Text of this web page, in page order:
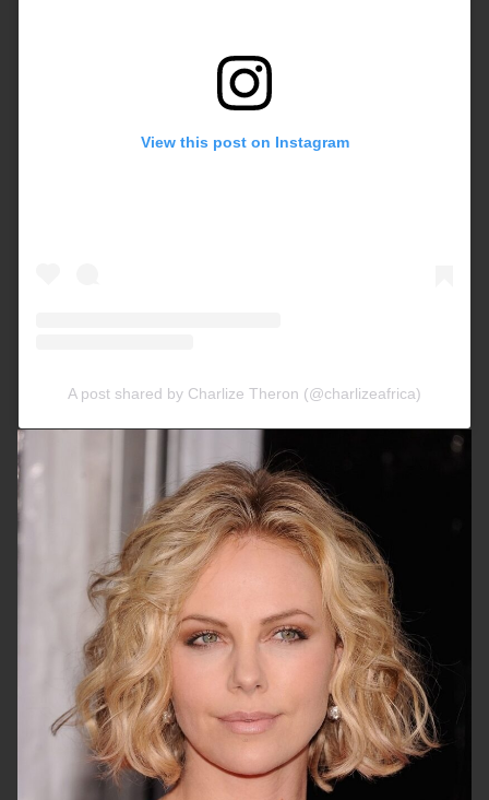
View this post on Instagram
A post shared by Charlize Theron (@charlizeafrica)